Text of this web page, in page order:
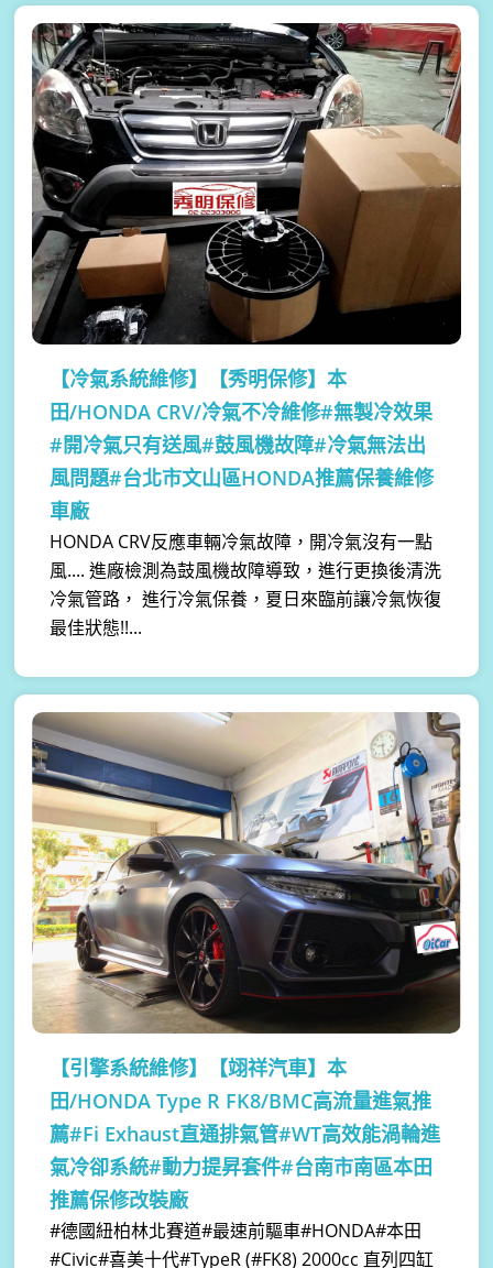
【冷氣系統維修】
【秀明保修】本
田/HONDA CRV/冷氣不冷維修#無製冷效果
#開冷氣只有送風#鼓風機故障#冷氣無法出
風問題#台北市文山區HONDA推薦保養維修
車廠
HONDA CRV反應車輛冷氣故障，開冷氣沒有一點
風.... 進廠檢測為鼓風機故障導致，進行更換後清洗
冷氣管路， 進行冷氣保養，夏日來臨前讓冷氣恢復
最佳狀態!!...
【引擎系統維修】
【翊祥汽車】本
田/HONDA Type R FK8/BMC高流量進氣推
薦#Fi Exhaust直通排氣管#WT高效能渦輪進
氣冷卻系統#動力提昇套件#台南市南區本田
推薦保修改裝廠
#德國紐柏林北賽道#最速前驅車#HONDA#本田
#Civic#喜美十代#TypeR (#FK8) 2000cc 直列四缸